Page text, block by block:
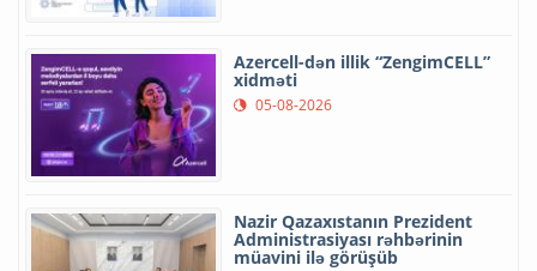
Azercell-dən illik “ZengimCELL”
xidməti
05-08-2026
Nazir Qazaxıstanın Prezident
Administrasiyası rəhbərinin
müavini ilə görüşüb